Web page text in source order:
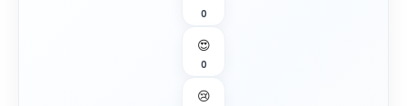
0
😍
0
😢